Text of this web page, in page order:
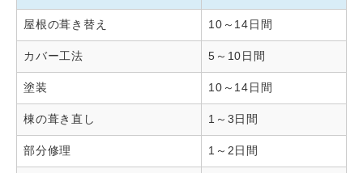
屋根の葺き替え 10～14日間
カバー工法 5～10日間
塗装 10～14日間
棟の葺き直し 1～3日間
部分修理 1～2日間